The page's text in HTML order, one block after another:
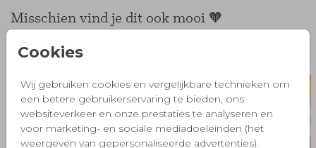
Cookies
Wij gebruiken cookies en vergelijkbare technieken om
een betere gebruikerservaring te bieden, ons
websiteverkeer en onze prestaties te analyseren en
voor marketing- en sociale mediadoeleinden (het
weergeven van gepersonaliseerde advertenties).
Misschien vind je dit ook mooi 🧡